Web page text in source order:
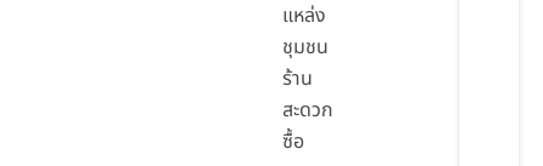
แหล่ง
ชุมชน
ร้าน
สะดวก
ซื้อ